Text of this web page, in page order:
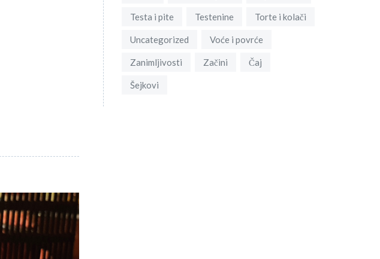
Testa i pite Testenine Torte i kolači
Uncategorized Voće i povrće
Zanimljivosti Začini Čaj
Šejkovi